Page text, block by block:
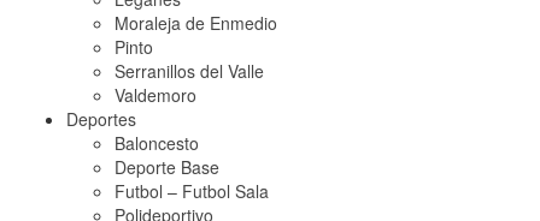
Moraleja de Enmedio
Pinto
Serranillos del Valle
Valdemoro
Deportes
Baloncesto
Deporte Base
Futbol – Futbol Sala
Polideportivo